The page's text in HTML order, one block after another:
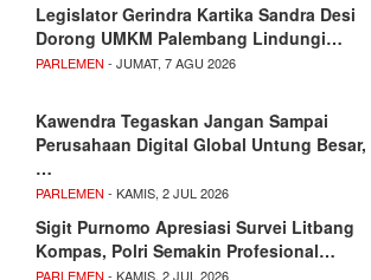
Legislator Gerindra Kartika Sandra Desi
Dorong UMKM Palembang Lindungi…
PARLEMEN - JUMAT, 7 AGU 2026
Kawendra Tegaskan Jangan Sampai
Perusahaan Digital Global Untung Besar,
…
PARLEMEN - KAMIS, 2 JUL 2026
Sigit Purnomo Apresiasi Survei Litbang
Kompas, Polri Semakin Profesional…
PARLEMEN - KAMIS, 2 JUL 2026